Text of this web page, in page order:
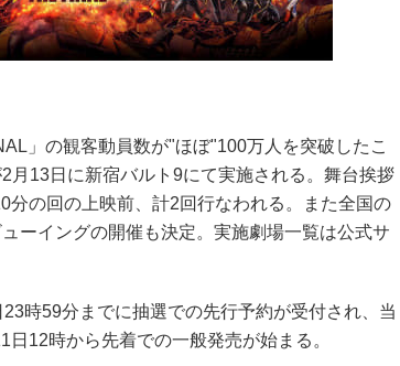
」の観客動員数が"ほぼ"100万人を突破したこ
月13日に新宿バルト9にて実施される。舞台挨拶
分の回の上映前、計2回行なわれる。また全国の
ーイングの開催も決定。実施劇場一覧は公式サ
時59分までに抽選での先行予約が受付され、当
12時から先着での一般発売が始まる。